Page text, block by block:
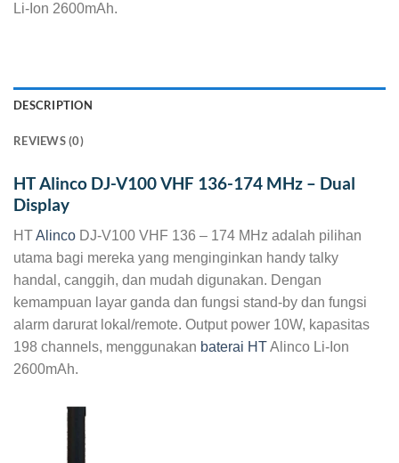
Li-Ion 2600mAh.
DESCRIPTION
REVIEWS (0)
HT Alinco DJ-V100 VHF 136-174 MHz – Dual
Display
HTAlinco DJ-V100 VHF 136 – 174 MHz adalah pilihan
utama bagi mereka yang menginginkan handy talky
handal, canggih, dan mudah digunakan. Dengan
kemampuan layar ganda dan fungsi stand-by dan fungsi
alarm darurat lokal/remote. Output power 10W, kapasitas
198 channels, menggunakan baterai HTAlinco Li-Ion
2600mAh.